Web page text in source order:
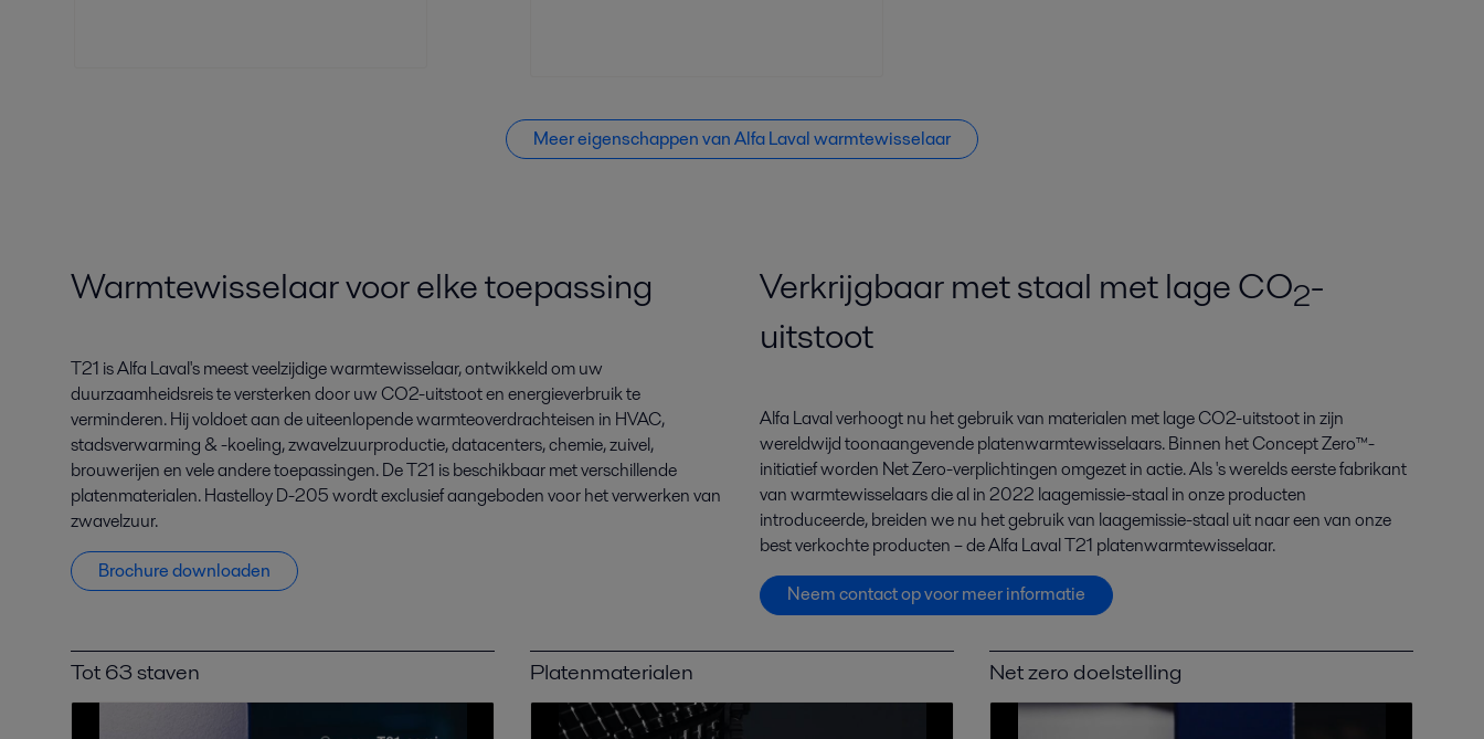
Meer eigenschappen van Alfa Laval warmtewisselaar
Warmtewisselaar voor elke toepassing
T21 is Alfa Laval's meest veelzijdige warmtewisselaar, ontwikkeld om uw
duurzaamheidsreis te versterken door uw CO2-uitstoot en energieverbruik te
verminderen. Hij voldoet aan de uiteenlopende warmteoverdrachteisen in HVAC,
stadsverwarming & -koeling, zwavelzuurproductie, datacenters, chemie, zuivel,
brouwerijen en vele andere toepassingen. De T21 is beschikbaar met verschillende
platenmaterialen. Hastelloy D-205 wordt exclusief aangeboden voor het verwerken van
zwavelzuur.
Brochure downloaden
Verkrijgbaar met staal met lage CO2-
uitstoot
Alfa Laval verhoogt nu het gebruik van materialen met lage CO2-uitstoot in zijn
wereldwijd toonaangevende platenwarmtewisselaars. Binnen het Concept Zero™-
initiatief worden Net Zero-verplichtingen omgezet in actie. Als 's werelds eerste fabrikant
van warmtewisselaars die al in 2022 laagemissie-staal in onze producten
introduceerde, breiden we nu het gebruik van laagemissie-staal uit naar een van onze
best verkochte producten – de Alfa Laval T21 platenwarmtewisselaar.
Neem contact op voor meer informatie
Tot 63 staven Platenmaterialen Net zero doelstelling